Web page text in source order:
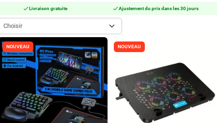
checkLivraison gratuite checkAjustement du prix dans les 30 jours
Choisir
NOUVEAU NOUVEAU